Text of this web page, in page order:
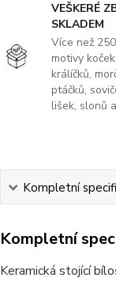
VEŠKERÉ
SKLADEM
Více než
motivy
králíčků,
ptáčků,
lišek, slonů
Kompletní
Kompletní
Keramická stojící